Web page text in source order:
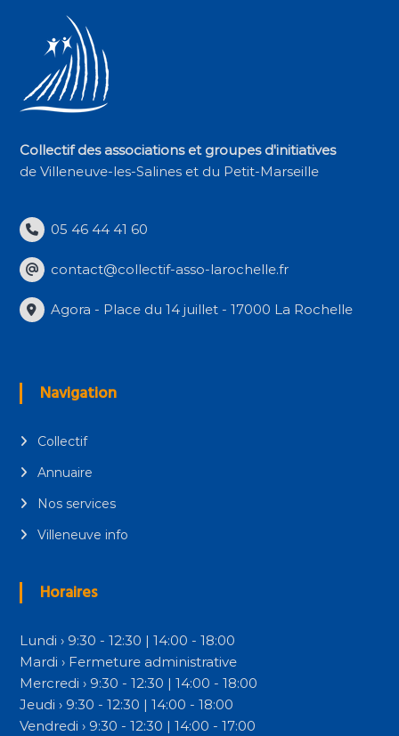
Collectif des associations et groupes d'initiatives
de Villeneuve-les-Salines et du Petit-Marseille
05 46 44 41 60
contact@collectif-asso-larochelle.fr
Agora - Place du 14 juillet - 17000 La Rochelle
Navigation
Collectif
Annuaire
Nos services
Villeneuve info
Horaires
Lundi › 9:30 - 12:30 | 14:00 - 18:00
Mardi › Fermeture administrative
Mercredi › 9:30 - 12:30 | 14:00 - 18:00
Jeudi › 9:30 - 12:30 | 14:00 - 18:00
Vendredi › 9:30 - 12:30 | 14:00 - 17:00